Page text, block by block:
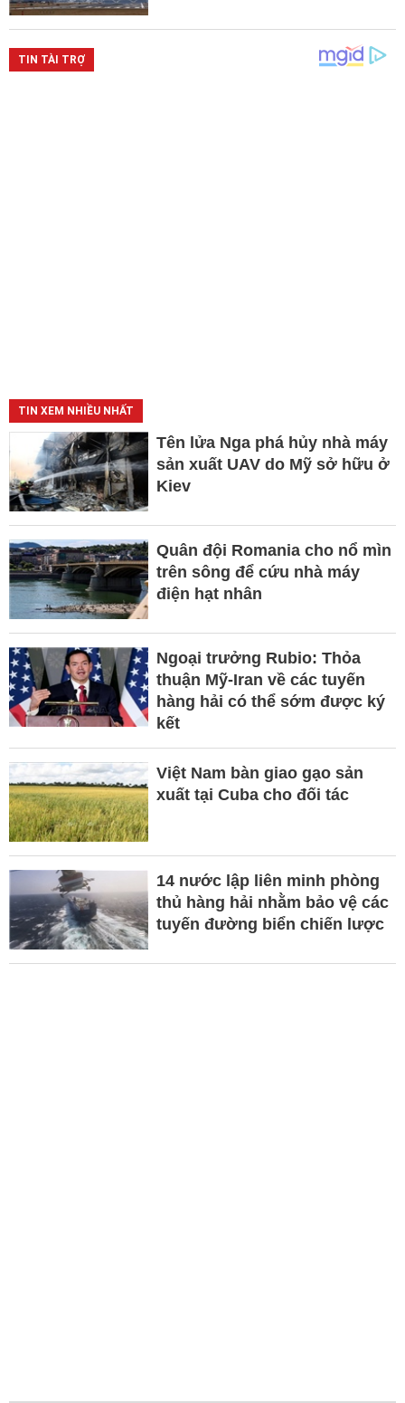
TIN XEM NHIỀU NHẤT
Tên lửa Nga phá hủy nhà máy
sản xuất UAV do Mỹ sở hữu ở
Kiev
Quân đội Romania cho nổ mìn
trên sông để cứu nhà máy
điện hạt nhân
Ngoại trưởng Rubio: Thỏa
thuận Mỹ-Iran về các tuyến
hàng hải có thể sớm được ký
kết
Việt Nam bàn giao gạo sản
xuất tại Cuba cho đối tác
14 nước lập liên minh phòng
thủ hàng hải nhằm bảo vệ các
tuyến đường biển chiến lược